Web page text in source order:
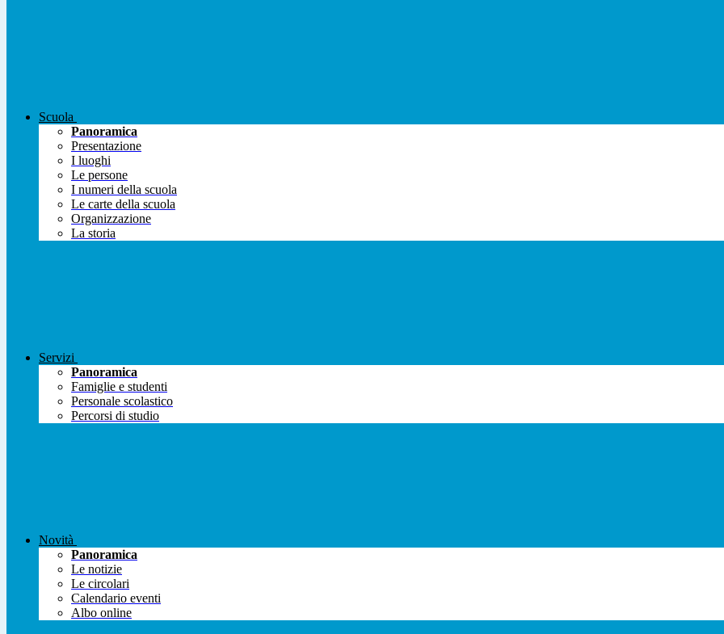
Scuola
Panoramica
Presentazione
I luoghi
Le persone
I numeri della scuola
Le carte della scuola
Organizzazione
La storia
Servizi
Panoramica
Famiglie e studenti
Personale scolastico
Percorsi di studio
Novità
Panoramica
Le notizie
Le circolari
Calendario eventi
Albo online